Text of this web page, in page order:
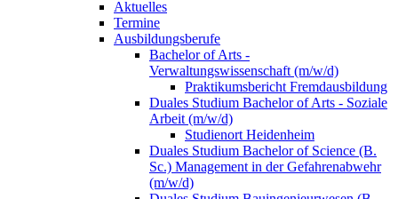
Aktuelles
Termine
Ausbildungsberufe
Bachelor of Arts -
Verwaltungswissenschaft (m/w/d)
Praktikumsbericht Fremdausbildung
Duales Studium Bachelor of Arts - Soziale
Arbeit (m/w/d)
Studienort Heidenheim
Duales Studium Bachelor of Science (B.
Sc.) Management in der Gefahrenabwehr
(m/w/d)